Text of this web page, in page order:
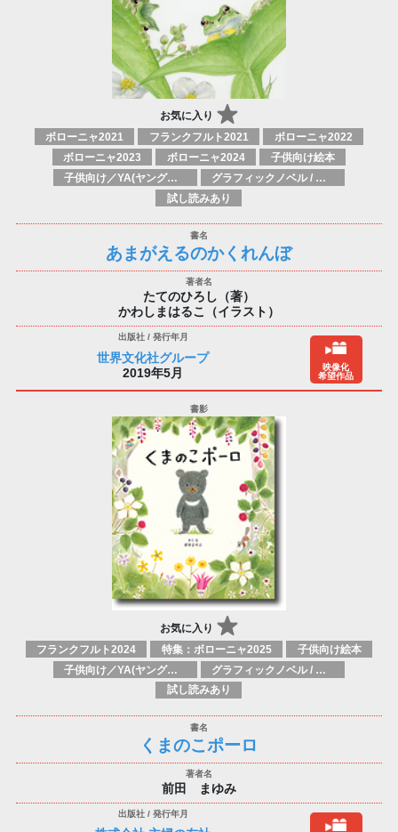
お気に入り
ボローニャ2021 フランクフルト2021
ボローニャ2022
ボローニャ2023
ボローニャ2024
子供向け絵本
子供向け／YA(ヤングアダルト)向け一般：芸術&芸術家
グラフィックノベル / コミックブック / 漫画：スタイル / 伝統
試し読みあり
あまがえるのかくれんぼ
たてのひろし（著）
かわしまはるこ（イラスト）
世界文化社グループ
2019年5月
映像化
希望作品
お気に入り
フランクフルト2024 特集：ボローニャ2025
子供向け絵本
子供向け／YA(ヤングアダルト)向け一般：芸術&芸術家
グラフィックノベル / コミックブック / 漫画：スタイル / 伝統
試し読みあり
くまのこポーロ
前田 まゆみ